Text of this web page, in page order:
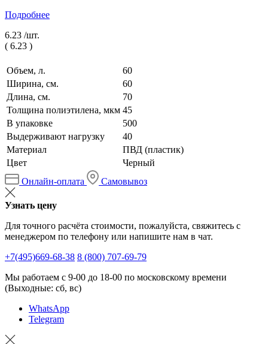
Подробнее
6.23 /шт.
( 6.23 )
Объем, л.
60
Ширина, см.
60
Длина, см.
70
Толщина полиэтилена, мкм 45
В упаковке
500
Выдерживают нагрузку
40
Материал
ПВД (пластик)
Цвет
Черный
Онлайн-оплата
Самовывоз
Узнать цену
Для точного расчёта стоимости, пожалуйста, свяжитесь с
менеджером по телефону или напишите нам в чат.
+7(495)669-68-38 8 (800) 707-69-79
Мы работаем с 9-00 до 18-00 по московскому времени
(Выходные: сб, вс)
WhatsApp
Telegram